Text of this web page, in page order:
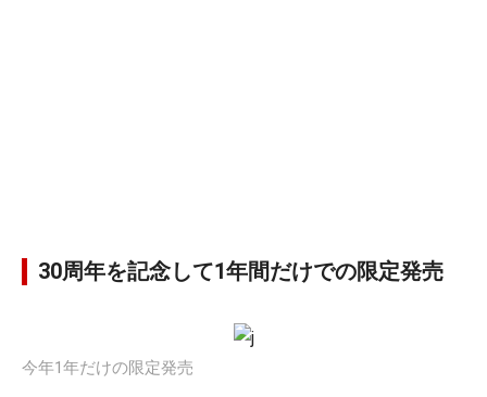
30周年を記念して1年間だけでの限定発売
今年1年だけの限定発売